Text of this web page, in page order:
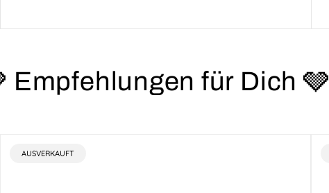
Empfehlungen für Dich 🩶
PRODUKTBEZEICHNUNG:
AUSVERKAUFT